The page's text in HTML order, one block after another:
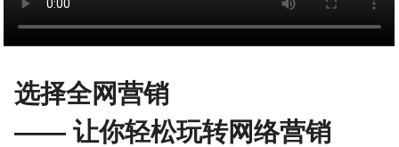
选择全网营销
—— 让你轻松玩转网络营销